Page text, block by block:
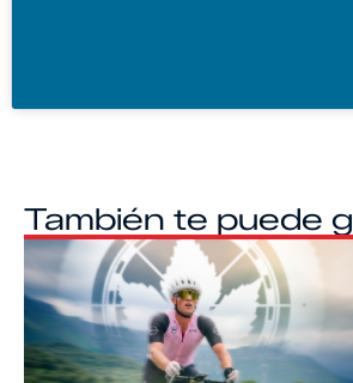
También te puede